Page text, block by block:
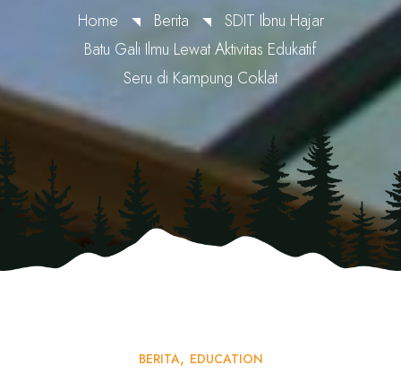
Home Berita
SDIT Ibnu Hajar
Batu Gali Ilmu Lewat Aktivitas Edukatif
Seru di Kampung Coklat
BERITA EDUCATION